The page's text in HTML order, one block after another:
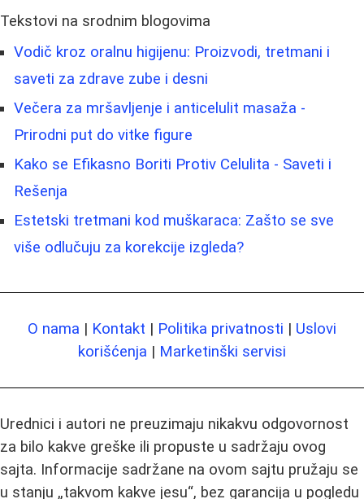
Tekstovi na srodnim blogovima
Vodič kroz oralnu higijenu: Proizvodi, tretmani i
saveti za zdrave zube i desni
Večera za mršavljenje i anticelulit masaža -
Prirodni put do vitke figure
Kako se Efikasno Boriti Protiv Celulita - Saveti i
Rešenja
Estetski tretmani kod muškaraca: Zašto se sve
više odlučuju za korekcije izgleda?
O nama | Kontakt | Politika privatnosti | Uslovi
korišćenja | Marketinški servisi
Urednici i autori ne preuzimaju nikakvu odgovornost
za bilo kakve greške ili propuste u sadržaju ovog
sajta. Informacije sadržane na ovom sajtu pružaju se
u stanju „takvom kakve jesu“, bez garancija u pogledu